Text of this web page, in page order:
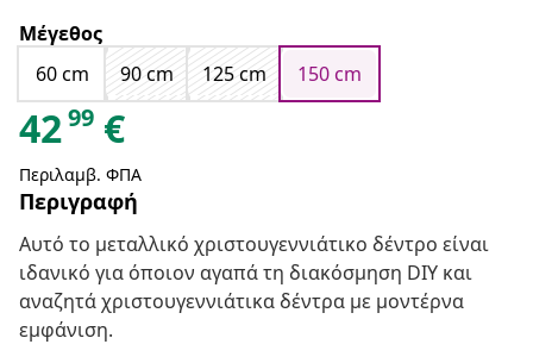
Μέγεθος
60 cm
90 cm 125 cm 150 cm
4299 €
Περιλαμβ. ΦΠΑ
Περιγραφή
Αυτό το μεταλλικό χριστουγεννιάτικο δέντρο είναι
ιδανικό για όποιον αγαπά τη διακόσμηση DIY και
αναζητά χριστουγεννιάτικα δέντρα με μοντέρνα
εμφάνιση.